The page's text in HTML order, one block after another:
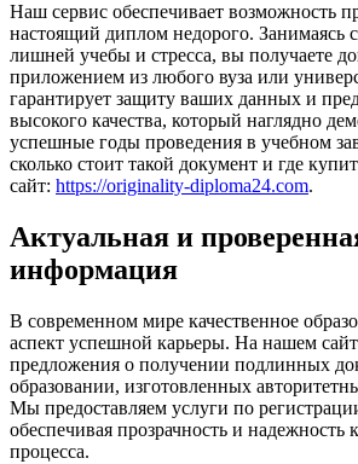
Наш сервис обеспечивает возможность
настоящий диплом недорого. Занимаясь
лишней учебы и стресса, вы получаете
приложением из любого вуза или
гарантирует защиту ваших данных и
высокого качества, который наглядно
успешные годы проведения в учебном
сколько стоит такой документ и где
сайт: https://originality-diploma24.com.
Актуальная и
информация
В современном мире качественное
аспект успешной карьеры. На нашем
предложения о получении подлинных
образовании, изготовленных
Мы предоставляем услуги по
обеспечивая прозрачность и надежность
процесса.